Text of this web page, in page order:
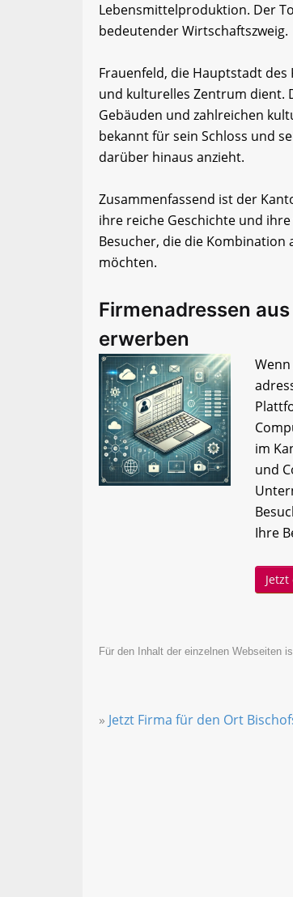
Lebensmittelproduktion. Der
bedeutender Wirtschaftszweig.
Frauenfeld, die Hauptstadt
und kulturelles Zentrum dient.
Gebäuden und zahlreichen
bekannt für sein Schloss und
darüber hinaus anzieht.
Zusammenfassend ist der
ihre reiche Geschichte und
Besucher, die die
möchten.
Firmenadressen
erwerben
im
und
Ihre
Für den Inhalt der einzelnen Webseiten
» Jetzt Firma für den Ort